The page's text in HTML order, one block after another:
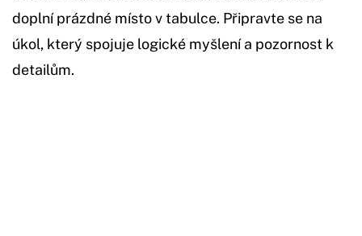
doplní prázdné místo v tabulce. Připravte se na
úkol, který spojuje logické myšlení a pozornost k
detailům.